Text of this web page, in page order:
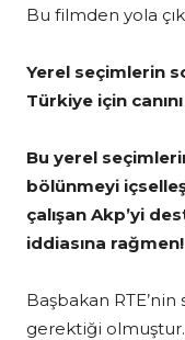
Bu filmden yola
Yerel seçimlerin
Türkiye için
Bu yerel
bölünmeyi
çalışan Akp’yi
iddiasına rağmen!
Başbakan
gerektiği